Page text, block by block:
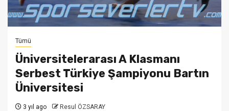
Tümü
Üniversitelerarası A Klasmanı
Serbest Türkiye Şampiyonu Bartın
Üniversitesi
3 yıl ago Resul ÖZSARAY